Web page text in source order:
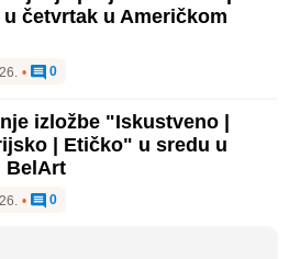
četvrtak u Američkom
• 0
izložbe "Iskustveno |
| Etičko" u sredu u
BelArt
• 0